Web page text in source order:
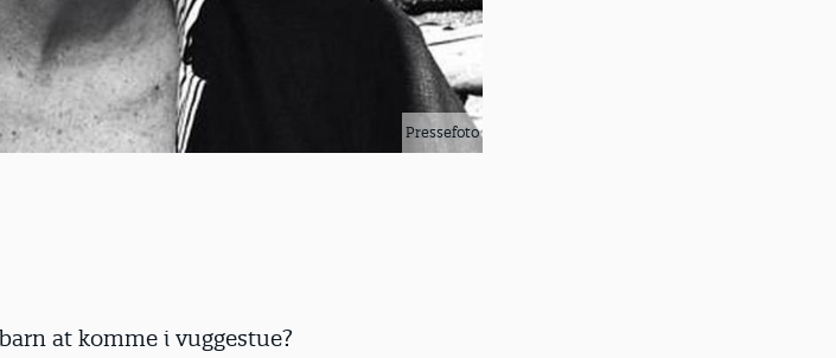
Pressefoto
at komme i vuggestue?